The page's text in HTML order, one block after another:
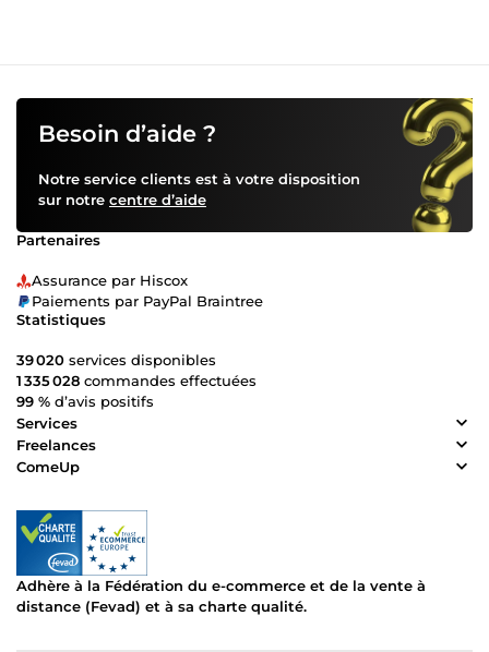
Besoin d’aide ?
Notre service clients est à votre disposition
sur notre centre d’aide
Partenaires
Assurance par Hiscox
Paiements par PayPal Braintree
Statistiques
39 020 services disponibles
1 335 028 commandes effectuées
99 % d’avis positifs
Services
Freelances
ComeUp
Adhère à la Fédération du e-commerce et de la vente à
distance (Fevad) et à sa charte qualité.